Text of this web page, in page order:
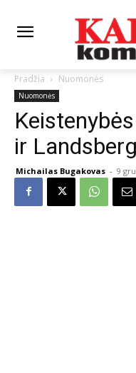
Pradžia Nuomonės
Nuomonės
ir
Michailas Bugakovas - 9